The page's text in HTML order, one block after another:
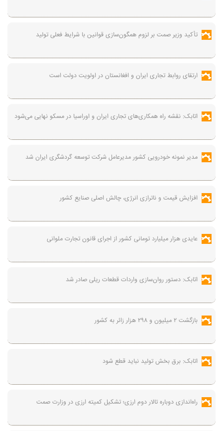
تأکید وزیر صمت بر لزوم همگون‌سازی قوانین با شرایط فعلی تولید
ارتقای روابط تجاری ایران و افغانستان در اولویت دولت است
اتابک: نقشه راه همکاری‌های تجاری ایران و اوراسیا در مسکو نهایی می‌شود
مدیر نمونه خودرویی کشور مدیرعامل شرکت توسعه گردشگری ایران شد
افزایش قیمت و ناترازی انرژی، چالش اصلی صنایع کشور
عایدی هزار میلیارد تومانی کشور از اجرای قانون تجارت ملوانی
اتابک: دستور روان‌سازی واردات قطعات ریلی صادر شد
بازگشت ۲ میلیون و ۲۹۸ هزار زائر به کشور
اتابک: برق بخش تولید نباید قطع شود
راه‌اندازی دوباره تالار دوم ارزی؛ تشکیل کمیته ارزی در وزارت صمت